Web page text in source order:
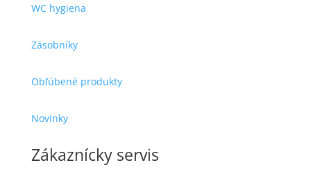
WC hygiena
Zásobníky
Obľúbené produkty
Novinky
Zákaznícky servis